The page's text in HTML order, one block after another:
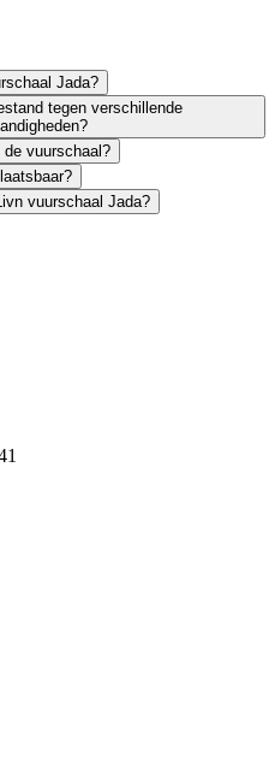
Jada?
tegen verschillende
de vuurschaal?
vuurschaal Jada?